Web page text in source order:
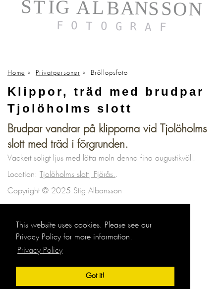
This website uses cookies. Please see our
Privacy Policy for more information.
Privacy Policy
Got it!
Home » Privatpersoner » Bröllopsfoto
Klippor, träd med brudpar
Tjolöholms slott
Brudpar vandrar på klipporna vid Tjolöholms
slott med träd i förgrunden.
Vackert soligt ljus med lätta moln denna fina augustikväll.
Location:
Tjolöholms slott, Fjärås. .
Copyright © 2025 Stig Albansson